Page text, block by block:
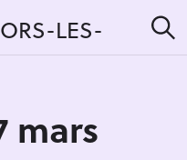
LES-
e
mars